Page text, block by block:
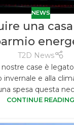
NEWS
una
T2D News
nostre case è
invernale e alla
spesa questa
CONTINUE READING